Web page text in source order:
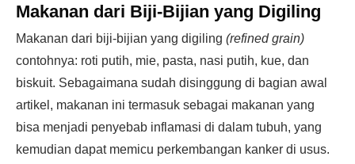
Makanan dari Biji-Bijian yang Digiling
Makanan dari biji-bijian yang digiling (refined grain)
contohnya: roti putih, mie, pasta, nasi putih, kue, dan
biskuit. Sebagaimana sudah disinggung di bagian awal
artikel, makanan ini termasuk sebagai makanan yang
bisa menjadi penyebab inflamasi di dalam tubuh, yang
kemudian dapat memicu perkembangan kanker di usus.